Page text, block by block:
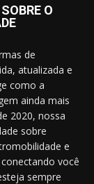
O
de
atualizada e
como a
ainda mais
2020, nossa
sobre
e
você
sempre